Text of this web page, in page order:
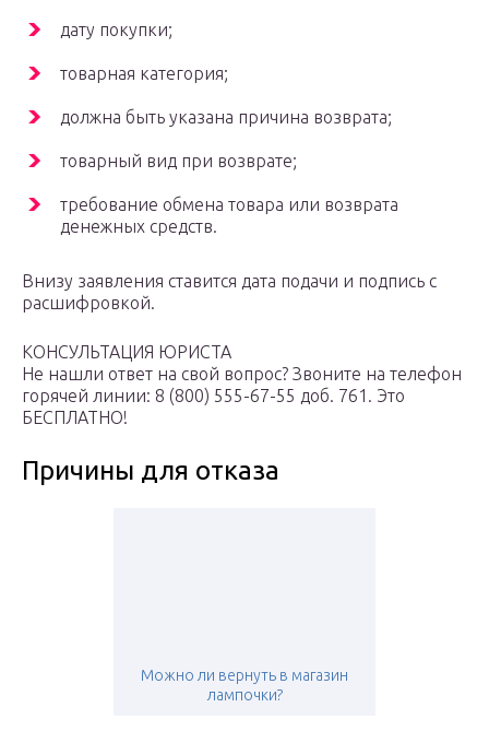
дату покупки;
товарная категория;
должна быть указана причина возврата;
товарный вид при возврате;
требование обмена товара или возврата
денежных средств.
Внизу заявления ставится дата подачи и подпись с
расшифровкой.
КОНСУЛЬТАЦИЯ ЮРИСТА
Не нашли ответ на свой вопрос? Звоните на телефон
горячей линии: 8 (800) 555-67-55 доб. 761. Это
БЕСПЛАТНО!
Причины для отказа
Можно ли вернуть в магазин
лампочки?